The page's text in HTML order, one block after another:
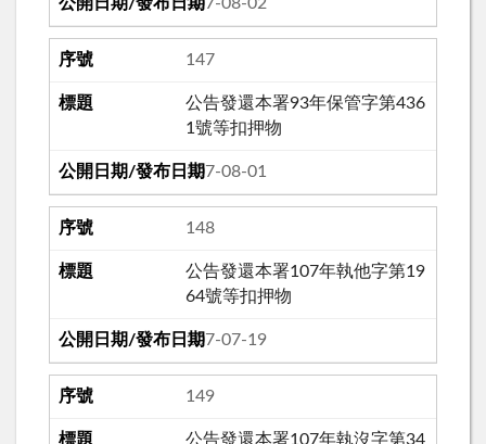
147
公告發還本署93年保管字第436
1號等扣押物
107-08-01
148
公告發還本署107年執他字第19
64號等扣押物
107-07-19
149
公告發還本署107年執沒字第34